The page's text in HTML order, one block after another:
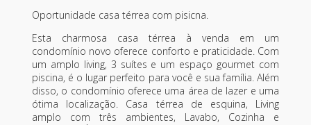
Oportunidade casa térrea com pisicna.
Esta charmosa casa térrea à venda em um
condomínio novo oferece conforto e praticidade. Com
um amplo living, 3 suítes e um espaço gourmet com
piscina, é o lugar perfeito para você e sua família. Além
disso, o condomínio oferece uma área de lazer e uma
ótima localização. Casa térrea de esquina, Living
amplo com três ambientes, Lavabo, Cozinha e